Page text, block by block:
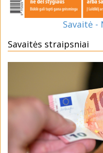
Savaitė -
Savaitės straipsniai